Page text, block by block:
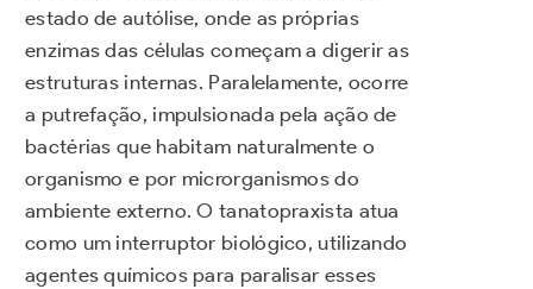
estado de autólise, onde as próprias
enzimas das células começam a digerir as
estruturas internas. Paralelamente, ocorre
a putrefação, impulsionada pela ação de
bactérias que habitam naturalmente o
organismo e por microrganismos do
ambiente externo. O tanatopraxista atua
como um interruptor biológico, utilizando
agentes químicos para paralisar esses